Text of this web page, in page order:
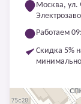
Москва, ул.
Работаем
Скидка 5%